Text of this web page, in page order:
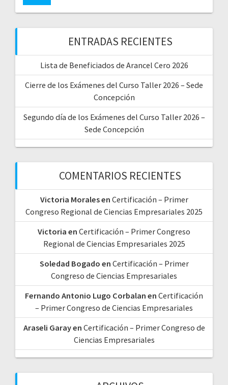
ENTRADAS RECIENTES
Lista de Beneficiados de Arancel Cero 2026
Cierre de los Exámenes del Curso Taller 2026 – Sede
Concepción
Segundo día de los Exámenes del Curso Taller 2026 –
Sede Concepción
COMENTARIOS RECIENTES
Victoria Moralesen Certificación – Primer
Congreso Regional de Ciencias Empresariales 2025
Victoria en Certificación – Primer Congreso
Regional de Ciencias Empresariales 2025
Soledad Bogado en Certificación – Primer
Congreso de Ciencias Empresariales
Fernando Antonio Lugo Corbalan en Certificación
– Primer Congreso de Ciencias Empresariales
Araseli Garayen Certificación – Primer Congreso de
Ciencias Empresariales